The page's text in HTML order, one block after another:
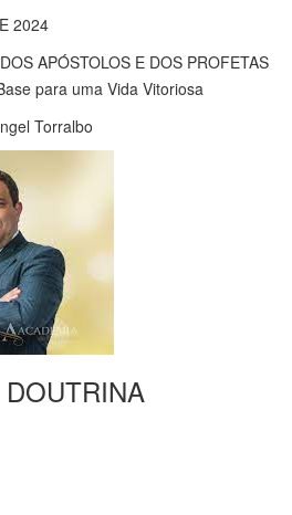
2024
APÓSTOLOS E DOS PROFETAS
para uma Vida Vitoriosa
Torralbo